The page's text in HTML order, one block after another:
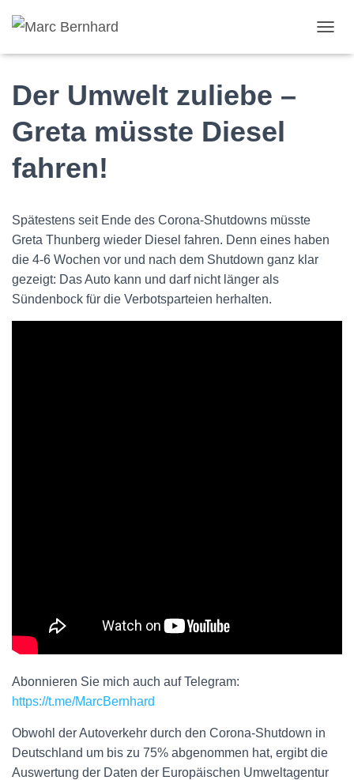
Der Umwelt zuliebe –
Greta müsste Diesel
fahren!
Spätestens seit Ende des Corona-Shutdowns müsste
Greta Thunberg wieder Diesel fahren. Denn eines haben
die 4-6 Wochen vor und nach dem Shutdown ganz klar
gezeigt: Das Auto kann und darf nicht länger als
Sündenbock für die Verbotsparteien herhalten.
Abonnieren Sie mich auch auf Telegram:
https://t.me/MarcBernhard
Obwohl der Autoverkehr durch den Corona-Shutdown in
Deutschland um bis zu 75% abgenommen hat, ergibt die
Auswertung der Daten der Europäischen Umweltagentur